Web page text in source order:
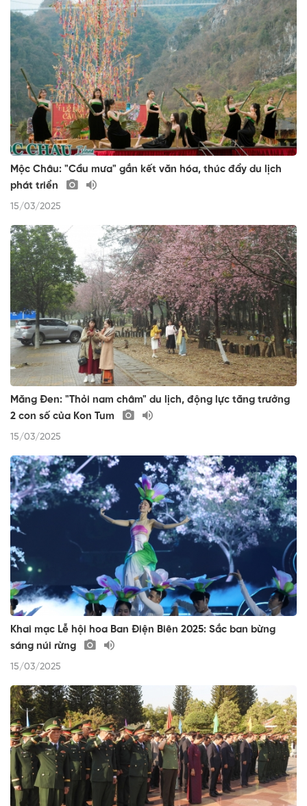
Mộc Châu: "Cầu mưa" gắn kết văn hóa, thúc đẩy du lịch
phát triển
15/03/2025
Măng Đen: "Thỏi nam châm" du lịch, động lực tăng trưởng
2 con số của Kon Tum
15/03/2025
Khai mạc Lễ hội hoa Ban Điện Biên 2025: Sắc ban bừng
sáng núi rừng
15/03/2025